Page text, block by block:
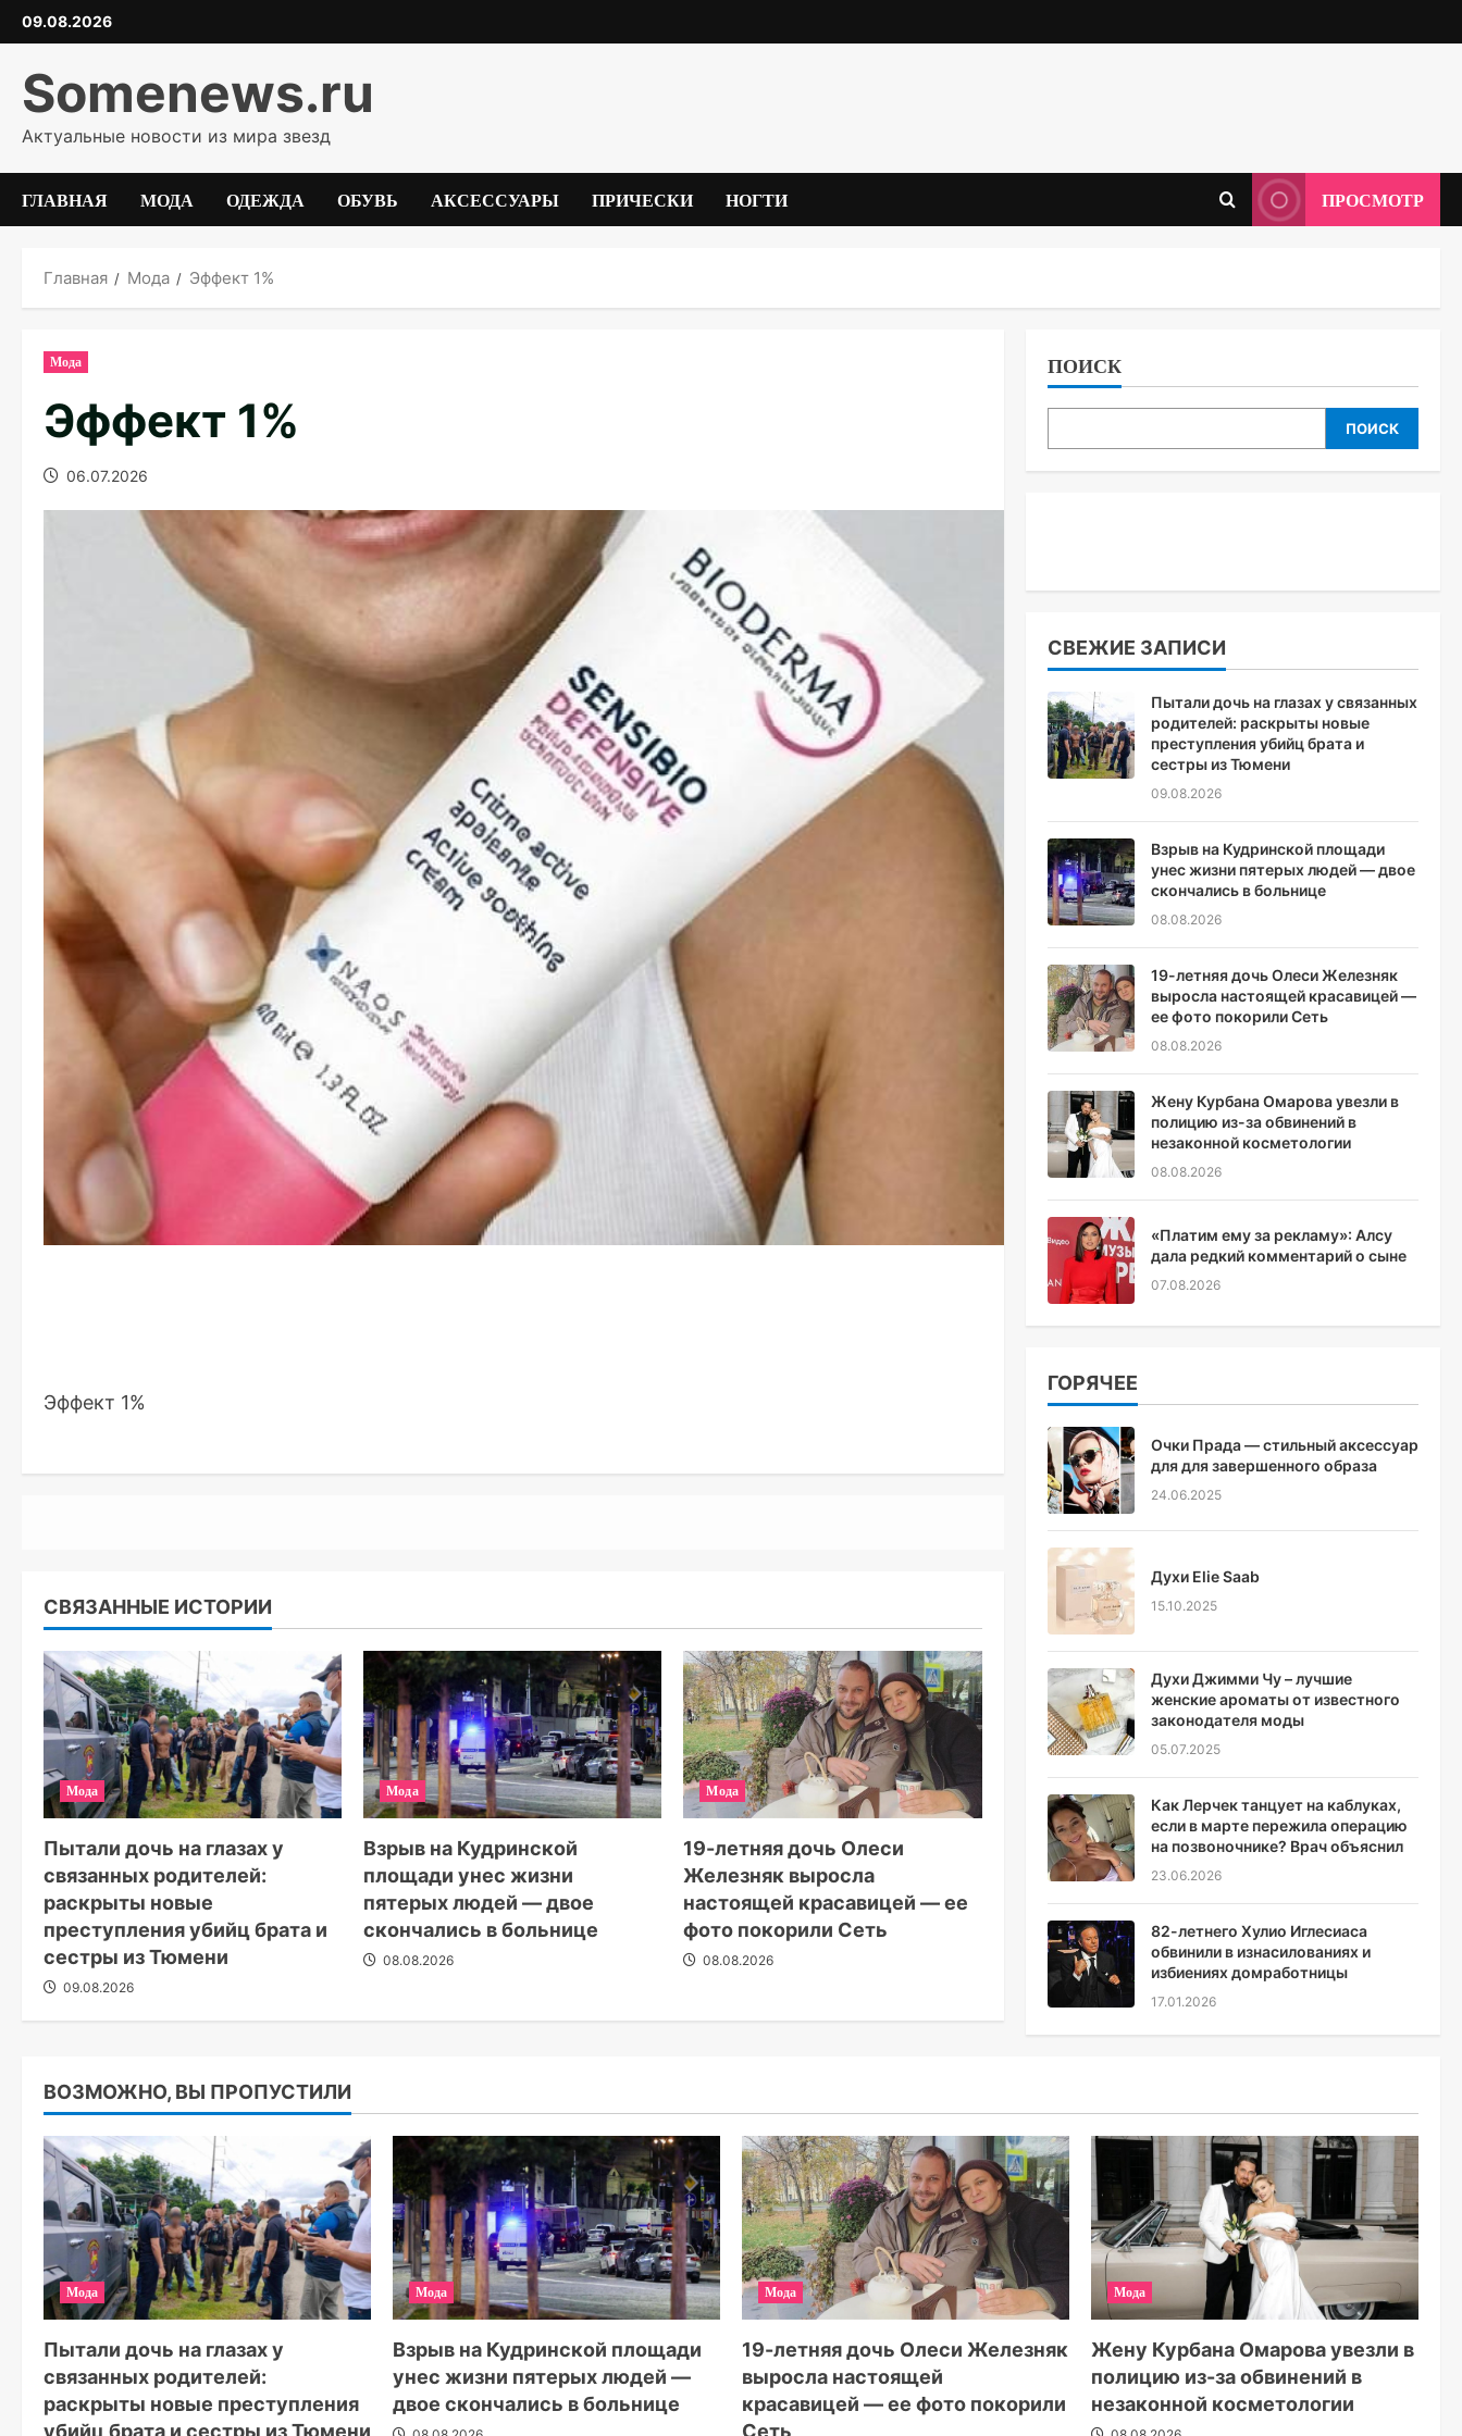
Перейти
к
содержимому
09.08.2026
Somenews.ru
Актуальные новости из мира звезд
ГЛАВНАЯ МОДА ОДЕЖДА ОБУВЬ АКСЕССУАРЫ ПРИЧЕСКИ НОГТИ ПРОСМОТР
Главная Мода Эффект 1%
Мода
Эффект 1%
06.07.2026
Эффект 1%
СВЯЗАННЫЕ ИСТОРИИ
Мода
Пытали дочь на глазах у
связанных родителей:
раскрыты новые
преступления убийц брата и
сестры из Тюмени
09.08.2026
Мода
Взрыв на Кудринской
площади унес жизни
пятерых людей — двое
скончались в больнице
08.08.2026
Мода
19-летняя дочь Олеси
Железняк выросла
настоящей красавицей — ее
фото покорили Сеть
08.08.2026
ПОИСК
ПОИСК
СВЕЖИЕ ЗАПИСИ
Пытали дочь на глазах у связанных
родителей: раскрыты новые
преступления убийц брата и
сестры из Тюмени
09.08.2026
Взрыв на Кудринской площади
унес жизни пятерых людей — двое
скончались в больнице
08.08.2026
19-летняя дочь Олеси Железняк
выросла настоящей красавицей —
ее фото покорили Сеть
08.08.2026
Жену Курбана Омарова увезли в
полицию из-за обвинений в
незаконной косметологии
08.08.2026
«Платим ему за рекламу»: Алсу
дала редкий комментарий о сыне
07.08.2026
ГОРЯЧЕЕ
Очки Прада — стильный аксессуар
для для завершенного образа
24.06.2025
Духи Elie Saab
15.10.2025
Духи Джимми Чу – лучшие
женские ароматы от известного
законодателя моды
05.07.2025
Как Лерчек танцует на каблуках,
если в марте пережила операцию
на позвоночнике? Врач объяснил
23.06.2026
82-летнего Хулио Иглесиаса
обвинили в изнасилованиях и
избиениях домработницы
17.01.2026
ВОЗМОЖНО, ВЫ ПРОПУСТИЛИ
Мода
Пытали дочь на глазах у
связанных родителей:
раскрыты новые преступления
Мода
Взрыв на Кудринской площади
унес жизни пятерых людей —
двое скончались в больнице
Мода
19-летняя дочь Олеси Железняк
выросла настоящей
красавицей — ее фото покорили
Сеть
Мода
Жену Курбана Омарова увезли в
полицию из-за обвинений в
незаконной косметологии